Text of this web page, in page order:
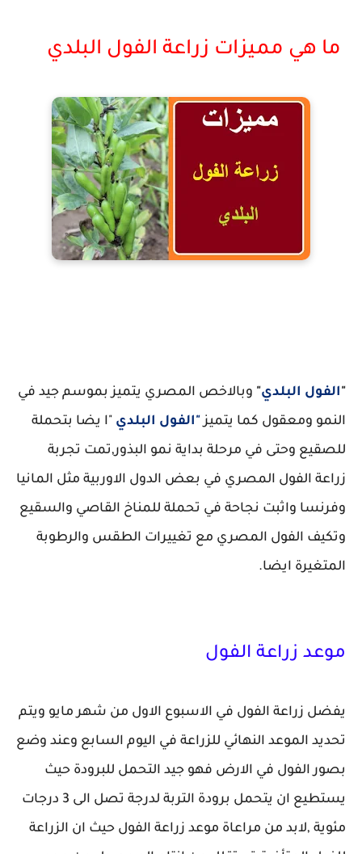
ما هي مميزات زراعة الفول البلدي
"الفول البلدي" وبالاخص المصري يتميز بموسم جيد في
النمو ومعقول كما يتميز"الفول البلدي "ا يضا بتحملة
للصقيع وحتى في مرحلة بداية نمو البذور,تمت تجربة
زراعة الفول المصري في بعض الدول الاوربية مثل المانيا
وفرنسا واثبت نجاحة في تحملة للمناخ القاصي والسقيع
وتكيف الفول المصري مع تغييرات الطقس والرطوبة
المتغيرة ايضا.
موعد زراعة الفول
يفضل زراعة الفول في الاسبوع الاول من شهر مايو ويتم
تحديد الموعد النهائي للزراعة في اليوم السابع وعند وضع
بصور الفول في الارض فهو جيد التحمل للبرودة حيث
يستطيع ان يتحمل برودة التربة لدرجة تصل الى 3 درجات
مئوية ,لابد من مراعاة موعد زراعة الفول حيث ان الزراعة